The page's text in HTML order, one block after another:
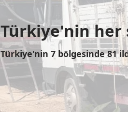
Türkiye'nin
Türkiye'nin 7 bölgesinde 81